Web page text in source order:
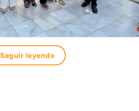
Seguir leyendo